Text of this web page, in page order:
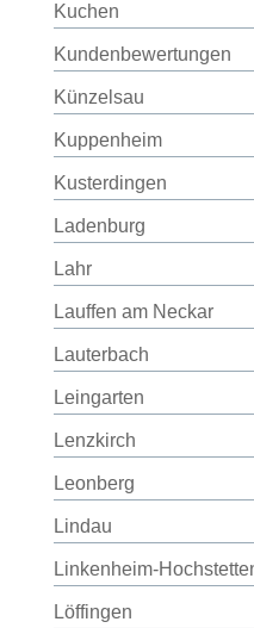
Kuchen
Kundenbewertungen
Künzelsau
Kuppenheim
Kusterdingen
Ladenburg
Lahr
Lauffen am Neckar
Lauterbach
Leingarten
Lenzkirch
Leonberg
Lindau
Linkenheim-
Löffingen